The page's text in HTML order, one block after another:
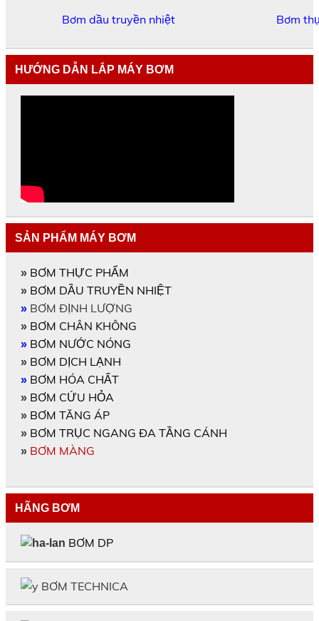
Bơm dầu truyền nhiệt Bơm
HƯỚNG DẪN LẮP MÁY BƠM
SẢN PHẨM MÁY BƠM
» BƠM THỰC PHẨM
» BƠM DẦU TRUYỀN NHIỆT
»BƠM ĐỊNH LƯỢNG
» BƠM CHÂN KHÔNG
» BƠM NƯỚC NÓNG
» BƠM DỊCH LẠNH
» BƠM HÓA CHẤT
» BƠM CỨU HỎA
» BƠM TĂNG ÁP
» BƠM TRỤC NGANG ĐA TẦNG CÁNH
» BƠM MÀNG
HÃNG BƠM
BƠM DP
BƠM TECHNICA